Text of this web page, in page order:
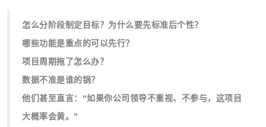
怎么分阶段制定目标？为什么要先标准后个性？
哪些功能是重点的可以先行？
项目周期拖了怎么办？
数据不准是谁的锅？
他们甚至直言：“如果你公司领导不重视、不参与，这项目
大概率会黄。”